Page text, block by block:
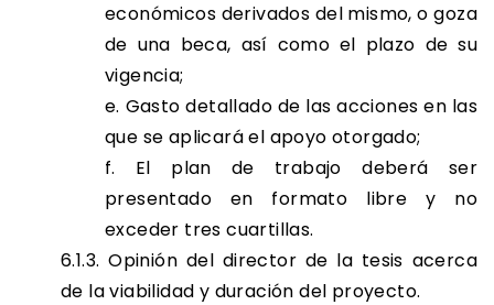
económicos derivados del mismo, o goza
de una beca, así como el plazo de su
vigencia;
e. Gasto detallado de las acciones en las
que se aplicará el apoyo otorgado;
f. El plan de trabajo deberá ser
presentado en formato libre y no
exceder tres cuartillas.
6.1.3. Opinión del director de la tesis acerca
de la viabilidad y duración del proyecto.